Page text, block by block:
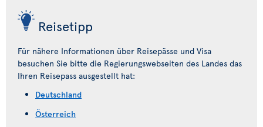
Reisetipp
Für nähere Informationen über Reisepässe und Visa
besuchen Sie bitte die Regierungswebseiten des Landes das
Ihren Reisepass ausgestellt hat:
Deutschland
Österreich